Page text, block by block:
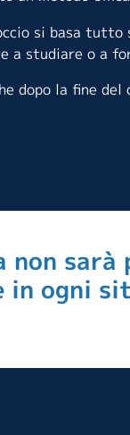
si basa
a studiare o a
dopo la fine
non sarà
ogni